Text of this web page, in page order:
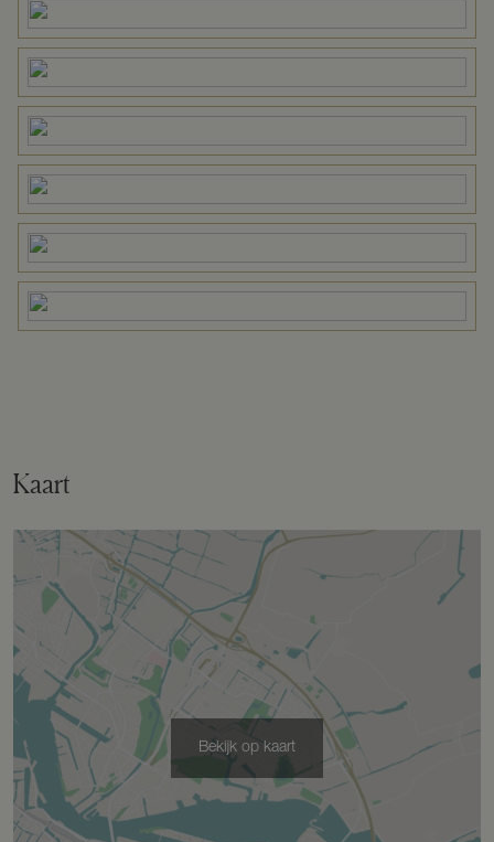
Oppervlakte 255 m²
Eigendomssituatie Volle eigendom
Perceel BAA01-K-1750
Omvang
Buitenruimte
Achtertuin 476 m²
Ligging tuin Oost bereikbaar via achterom
Bergruimte
Schuur/berging Vrijstaand hout
Kaart
Bekijk op kaart